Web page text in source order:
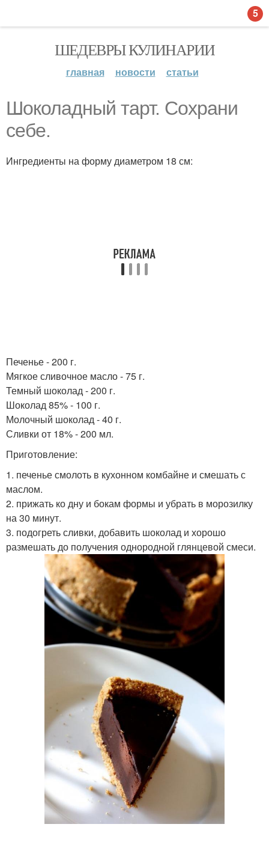
ШЕДЕВРЫ КУЛИНАРИИ
главная новости статьи
Шоколадный тарт. Сохрани
себе.
Ингредиенты на форму диаметром 18 см:
Печенье - 200 г.
Мягкое сливочное масло - 75 г.
Темный шоколад - 200 г.
Шоколад 85% - 100 г.
Молочный шоколад - 40 г.
Сливки от 18% - 200 мл.
Приготовление:
1. печенье смолоть в кухонном комбайне и смешать с
маслом.
2. прижать ко дну и бокам формы и убрать в морозилку
на 30 минут.
3. подогреть сливки, добавить шоколад и хорошо
размешать до получения однородной глянцевой смеси.
5